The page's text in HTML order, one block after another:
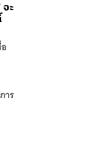
ะ
าร
หา